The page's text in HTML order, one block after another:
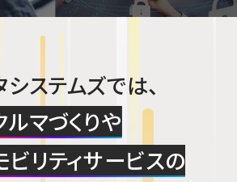
システムズでは、
ルマづくりや
リティサービスの